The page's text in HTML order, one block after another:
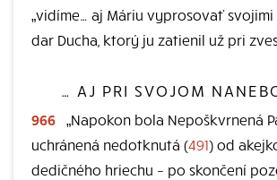
„vidíme… aj Máriu vyprosovať
dar Ducha, ktorý ju zatienil už pri
… AJ PRI SVOJOM
966
„Napokon bola Nepoškvrnená
uchránená nedotknutá (491) od
dedičného hriechu – po skončení